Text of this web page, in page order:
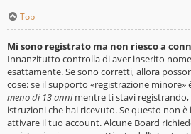
Top
Mi sono registrato ma non riesco a
Innanzitutto controlla di aver inserito
esattamente. Se sono corretti, allora
cose: se il supporto «registrazione minore»
meno di 13 annimentre ti stavi registrando,
istruzioni che hai ricevuto. Se questo non è
attivare il tuo account. Alcune Board